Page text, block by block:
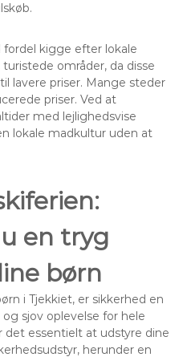
fordel kigge efter lokale
områder, da disse
lavere priser. Mange steder
priser. Ved at
med lejlighedsvise
lokale madkultur uden at
en tryg
børn
i Tjekkiet, er sikkerhed en
sjov oplevelse for hele
essentielt at udstyre dine
herunder en